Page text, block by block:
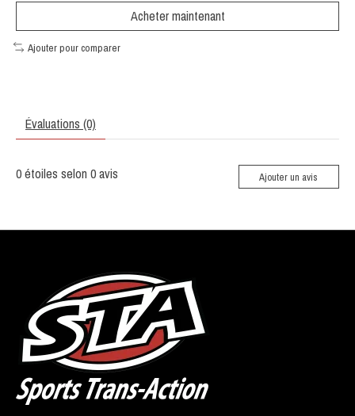
Acheter maintenant
Ajouter pour comparer
Évaluations (0)
0étoiles selon 0avis Ajouter un avis